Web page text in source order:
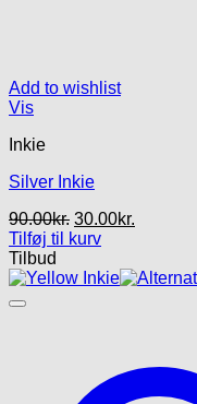
Add to wishlist
Vis
Inkie
Silver Inkie
90.00kr. Den
oprindelige
var:
30.00kr.
er:
Tilføj til kurv
Tilbud